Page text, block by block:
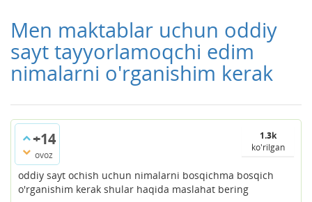
Men maktablar uchun oddiy
sayt tayyorlamoqchi edim
nimalarni o'rganishim kerak
+14
ovoz
1.3k
ko'rilgan
oddiy sayt ochish uchun nimalarni bosqichma bosqich
o'rganishim kerak shular haqida maslahat bering